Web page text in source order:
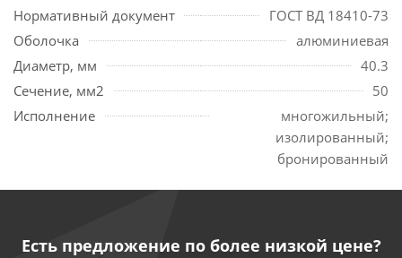
Нормативный документ
ГОСТ ВД 18410-73
Оболочка
алюминиевая
Диаметр, мм
40.3
Сечение, мм2
50
Исполнение
многожильный;
изолированный;
бронированный
Есть предложение по более низкой цене?